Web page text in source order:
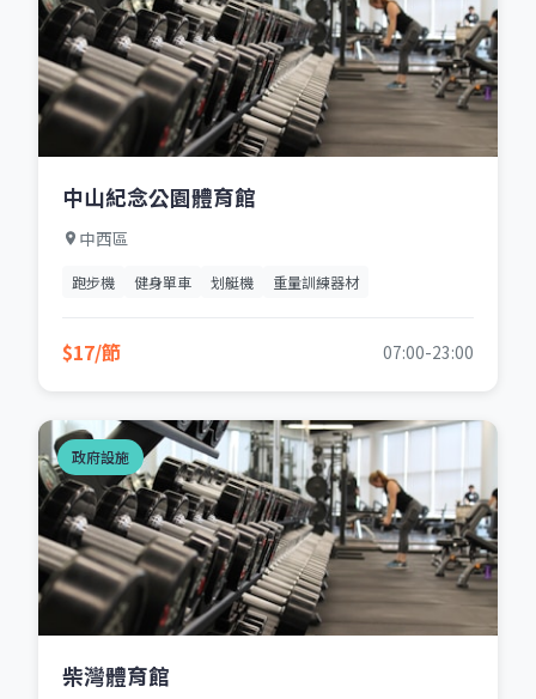
中山紀念公園體育館
中西區
跑步機 健身單車 划艇機 重量訓練器材
$17/節 07:00-23:00
政府設施
柴灣體育館